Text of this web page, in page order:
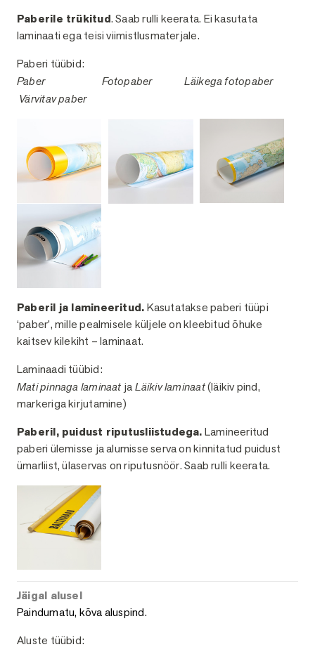
Paberile trükitud. Saab rulli keerata. Ei kasutata
laminaati ega teisi viimistlusmaterjale.
Paberi tüübid:
Paber Fotopaber
Läikega fotopaber
Värvitav paber
Paberil ja lamineeritud.Kasutatakse paberi tüüpi
‘paber’, mille pealmisele küljele on kleebitud õhuke
kaitsev kilekiht – laminaat.
Laminaadi tüübid:
Mati pinnaga laminaat ja Läikiv laminaat(läikiv pind,
markeriga kirjutamine)
Paberil, puidust riputusliistudega.Lamineeritud
paberi ülemisse ja alumisse serva on kinnitatud puidust
ümarliist, ülaservas on riputusnöör. Saab rulli keerata.
Jäigal alusel
Paindumatu, kõva aluspind.
Aluste tüübid: